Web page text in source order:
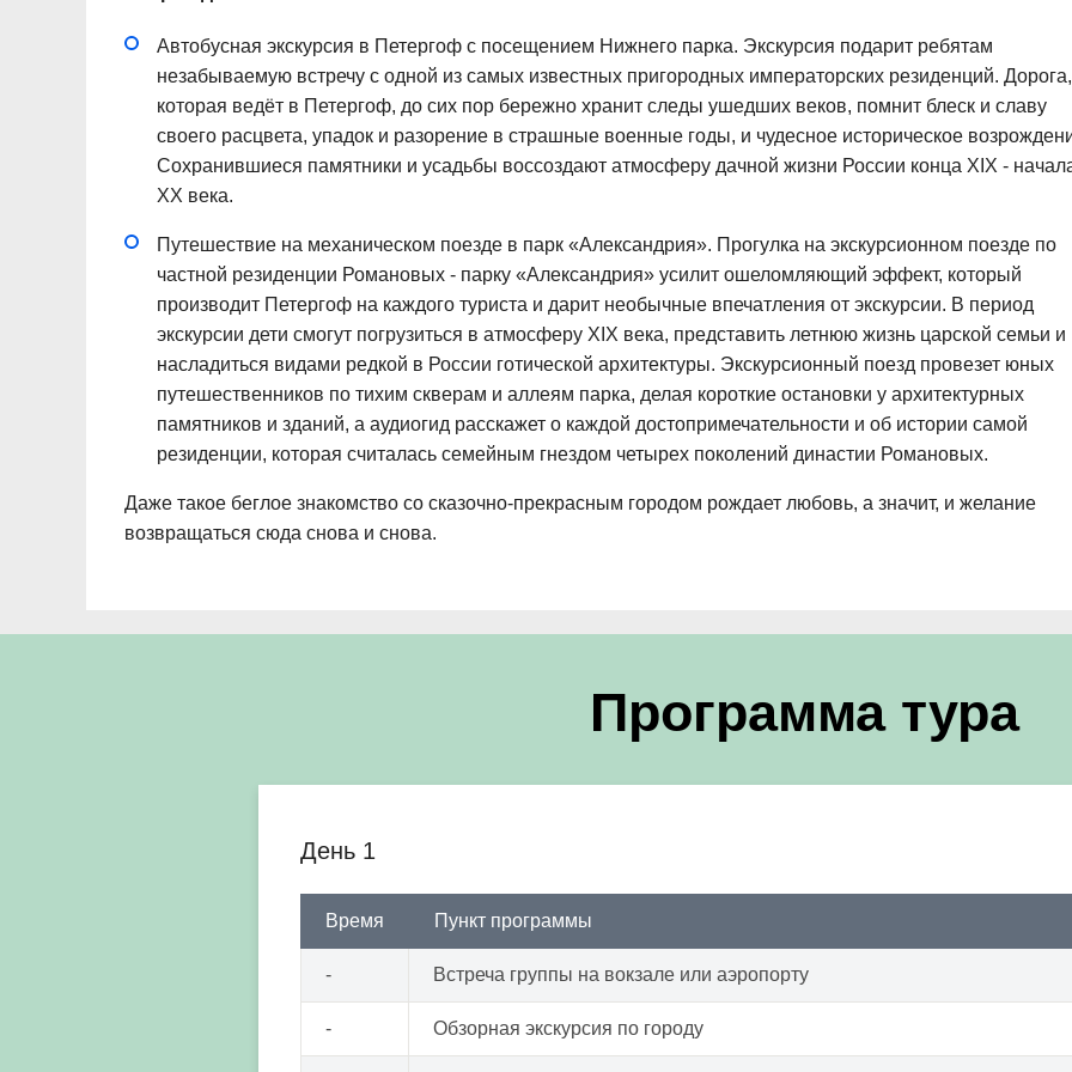
Автобусная экскурсия в Петергоф с посещением Нижнего парка. Экскурсия подарит ребятам
незабываемую встречу с одной из самых известных пригородных императорских резиденций. Дорога,
которая ведёт в Петергоф, до сих пор бережно хранит следы ушедших веков, помнит блеск и славу
своего расцвета, упадок и разорение в страшные военные годы, и чудесное историческое
Сохранившиеся памятники и усадьбы воссоздают атмосферу дачной жизни России конца XIX -
XX века.
Путешествие на механическом поезде в парк «Александрия». Прогулка на экскурсионном поезде по
частной резиденции Романовых - парку «Александрия» усилит ошеломляющий эффект, который
производит Петергоф на каждого туриста и дарит необычные впечатления от экскурсии. В период
экскурсии дети смогут погрузиться в атмосферу XIX века, представить летнюю жизнь царской семьи и
насладиться видами редкой в России готической архитектуры. Экскурсионный поезд провезет юных
путешественников по тихим скверам и аллеям парка, делая короткие остановки у архитектурных
памятников и зданий, а аудиогид расскажет о каждой достопримечательности и об истории самой
резиденции, которая считалась семейным гнездом четырех поколений династии Романовых.
Даже такое беглое знакомство со сказочно-прекрасным городом рождает любовь, а значит, и желание
возвращаться сюда снова и снова.
Программа тура
День 1
Время Пункт программы
- Встреча группы на вокзале или аэропорту
- Обзорная экскурсия по городу